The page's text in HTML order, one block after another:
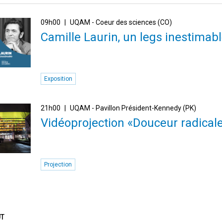
09h00 UQAM - Coeur des sciences (CO)
Camille Laurin, un legs
Exposition
21h00 UQAM - Pavillon Président-Kennedy (PK)
Vidéoprojection «Douceur
Projection